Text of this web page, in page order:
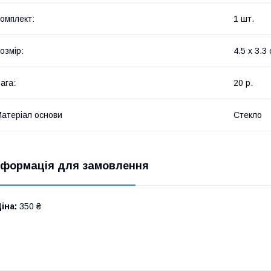
1 шт.
4.5 х 3.3
20 р.
основи Стекло
для замовлення
350 ₴